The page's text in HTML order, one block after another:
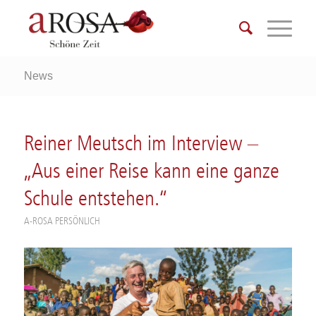
News
Reiner Meutsch im Interview –
„Aus einer Reise kann eine ganze
Schule entstehen.“
A-ROSA PERSÖNLICH